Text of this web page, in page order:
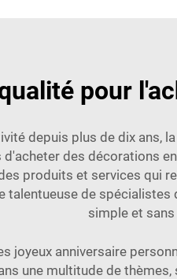
pour
depuis plus de dix ans,
des décorations
produits et services qui
de
simple et
joyeux anniversaire
une multitude de thèmes,